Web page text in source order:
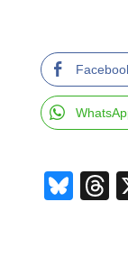
Bl T